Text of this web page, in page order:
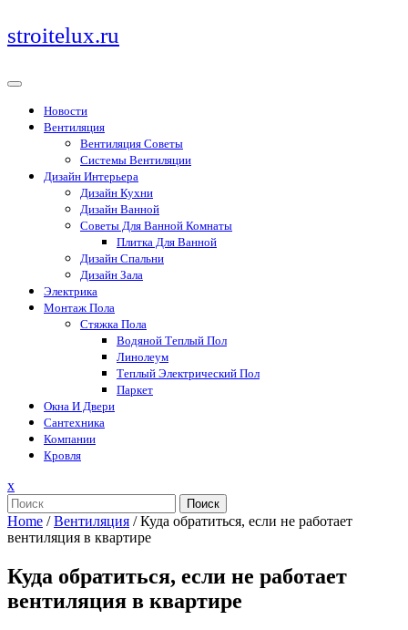
Перейти
к
stroitelux.ru
Новости
Вентиляция
Вентиляция Советы
Системы Вентиляции
Дизайн Интерьера
Дизайн Кухни
Дизайн Ванной
Советы Для Ванной Комнаты
Плитка Для Ванной
Дизайн Спальни
Дизайн Зала
Электрика
Монтаж Пола
Стяжка Пола
Водяной Теплый Пол
Линолеум
Теплый Электрический Пол
Паркет
Окна И Двери
Сантехника
Компании
Кровля
xЗакрыть
меню
Поиск
Home /Вентиляция /Куда обратиться, если не работает
вентиляция в квартире
Куда обратиться, если не работает
вентиляция в квартире